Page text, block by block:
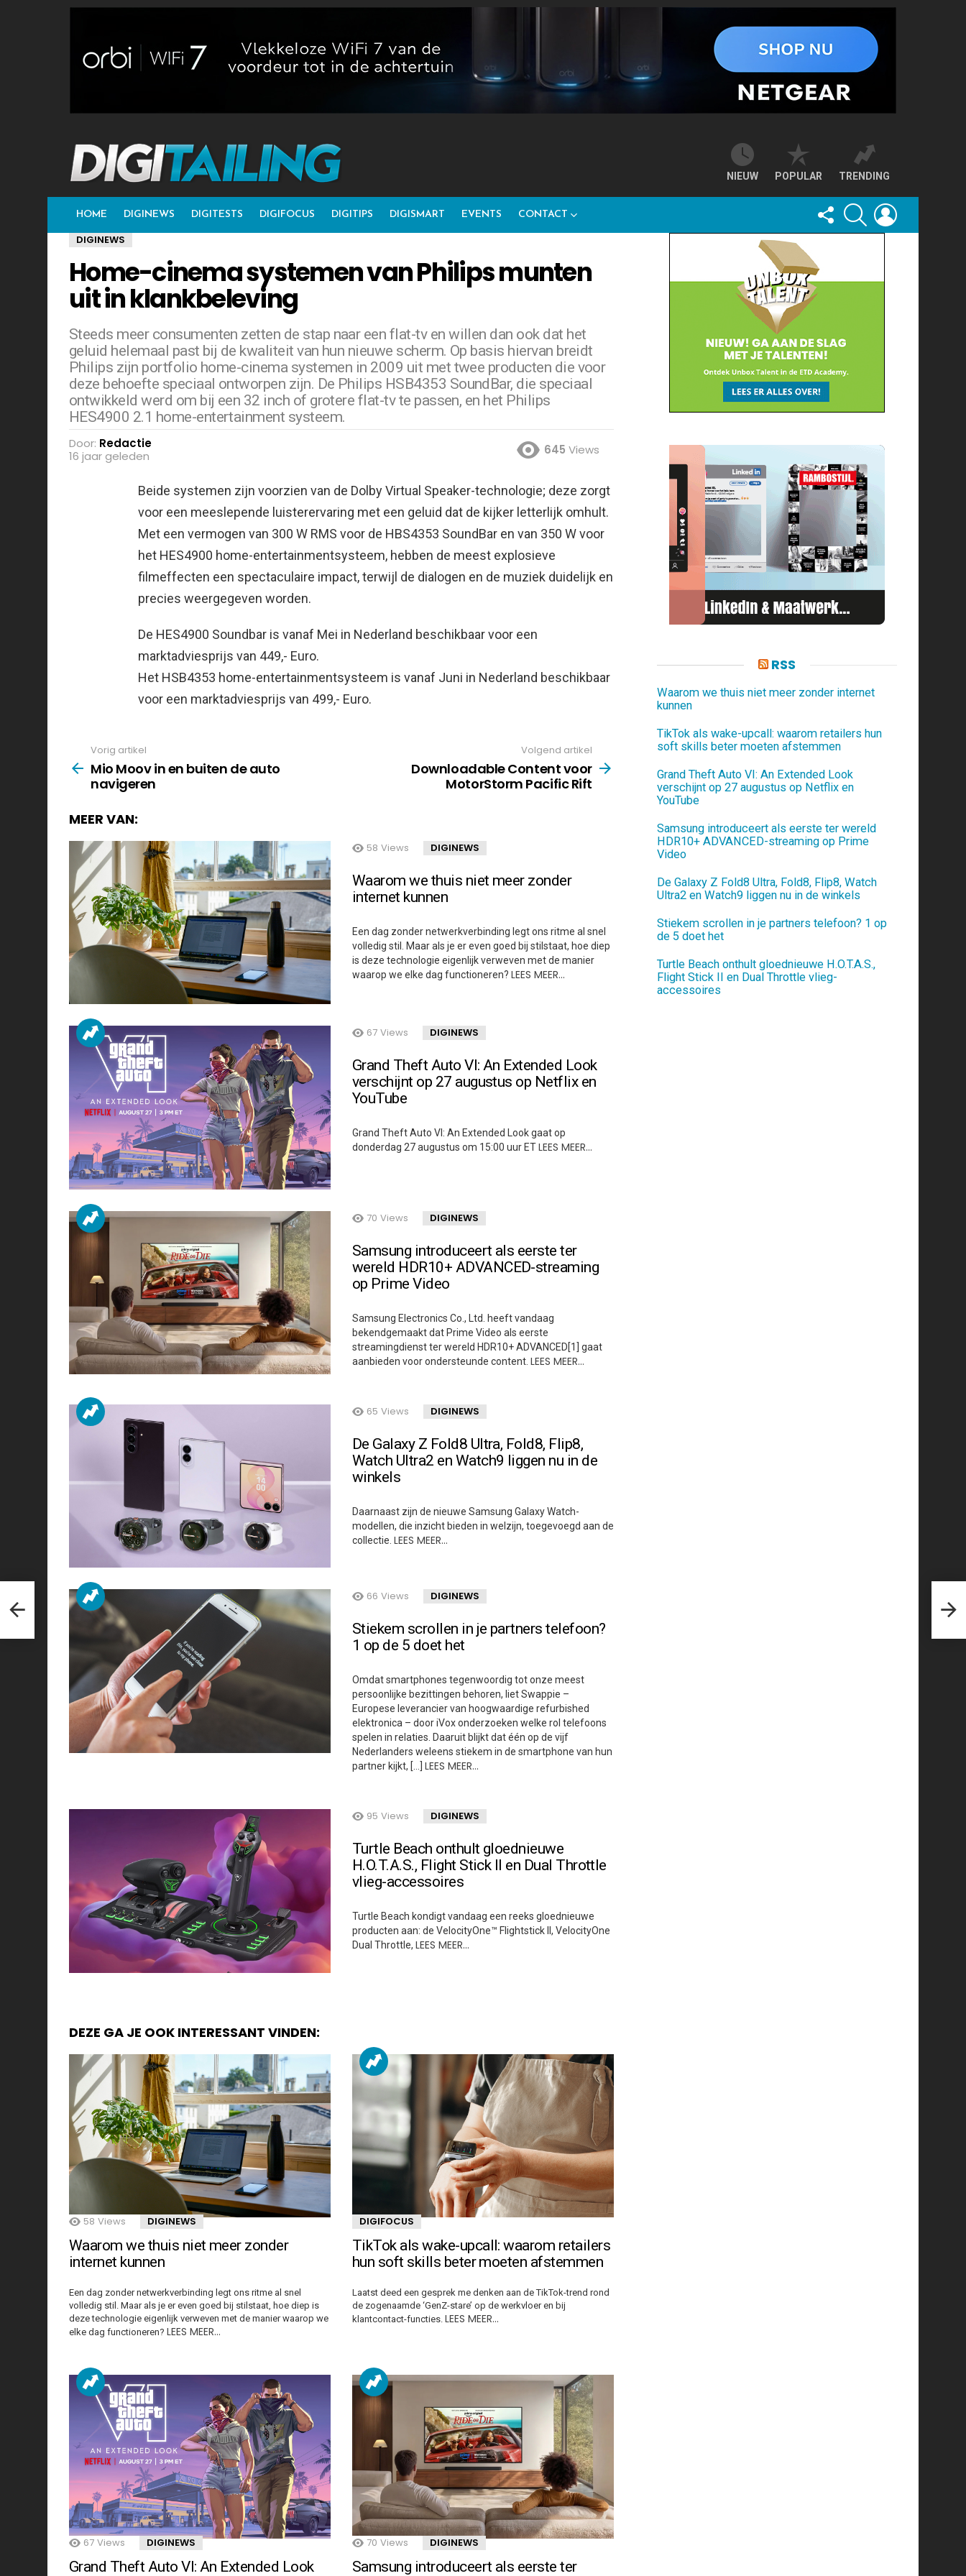
NIEUW POPULAR TRENDING
HOME DIGINEWS DIGITESTS DIGIFOCUS DIGITIPS DIGISMART EVENTS CONTACT
FOLLOW
US
SEARCH
DIGINEWS
Home-cinema systemen van Philips munten
uit in klankbeleving
Steeds meer consumenten zetten de stap naar een flat-tv en willen dan ook dat het
geluid helemaal past bij de kwaliteit van hun nieuwe scherm. Op basis hiervan breidt
Philips zijn portfolio home-cinema systemen in 2009 uit met twee producten die voor
deze behoefte speciaal ontworpen zijn. De Philips HSB4353 SoundBar, die speciaal
ontwikkeld werd om bij een 32 inch of grotere flat-tv te passen, en het Philips
HES4900 2.1 home-entertainment systeem.
Door: Redactie
16 jaar geleden
645 Views
Beide systemen zijn voorzien van de Dolby Virtual Speaker-technologie; deze zorgt
voor een meeslepende luisterervaring met een geluid dat de kijker letterlijk omhult.
Met een vermogen van 300 W RMS voor de HBS4353 SoundBar en van 350 W voor
het HES4900 home-entertainmentsysteem, hebben de meest explosieve
filmeffecten een spectaculaire impact, terwijl de dialogen en de muziek duidelijk en
precies weergegeven worden.
De HES4900 Soundbar is vanaf Mei in Nederland beschikbaar voor een
marktadviesprijs van 449,- Euro.
Het HSB4353 home-entertainmentsysteem is vanaf Juni in Nederland beschikbaar
voor een marktadviesprijs van 499,- Euro.
more
Vorig artikel
Mio Moov in en buiten de auto
navigeren
Volgend artikel
Downloadable Content voor
MotorStorm Pacific Rift
MEER VAN:
58 Views DIGINEWS
Waarom we thuis niet meer zonder
internet kunnen
Een dag zonder netwerkverbinding legt ons ritme al snel
volledig stil. Maar als je er even goed bij stilstaat, hoe diep
is deze technologie eigenlijk verweven met de manier
waarop we elke dag functioneren? LEES MEER…
67 Views DIGINEWS
Grand Theft Auto VI: An Extended Look
verschijnt op 27 augustus op Netflix en
YouTube
Grand Theft Auto VI: An Extended Look gaat op
donderdag 27 augustus om 15:00 uur ETLEES MEER…
70 Views DIGINEWS
Samsung introduceert als eerste ter
wereld HDR10+ ADVANCED-streaming
op Prime Video
Samsung Electronics Co., Ltd. heeft vandaag
bekendgemaakt dat Prime Video als eerste
streamingdienst ter wereld HDR10+ ADVANCED[1] gaat
aanbieden voor ondersteunde content. LEES MEER…
65 Views DIGINEWS
De Galaxy Z Fold8 Ultra, Fold8, Flip8,
Watch Ultra2 en Watch9 liggen nu in de
winkels
Daarnaast zijn de nieuwe Samsung Galaxy Watch-
modellen, die inzicht bieden in welzijn, toegevoegd aan de
collectie. LEES MEER…
66 Views DIGINEWS
Stiekem scrollen in je partners telefoon?
1 op de 5 doet het
Omdat smartphones tegenwoordig tot onze meest
persoonlijke bezittingen behoren, liet Swappie –
Europese leverancier van hoogwaardige refurbished
elektronica – door iVox onderzoeken welke rol telefoons
spelen in relaties. Daaruit blijkt dat één op de vijf
Nederlanders weleens stiekem in de smartphone van hun
partner kijkt, […] LEES MEER…
95 Views DIGINEWS
Turtle Beach onthult gloednieuwe
H.O.T.A.S., Flight Stick II en Dual Throttle
vlieg-accessoires
Turtle Beach kondigt vandaag een reeks gloednieuwe
producten aan: de VelocityOne™ Flightstick II, VelocityOne
Dual Throttle, LEES MEER…
DEZE GA JE OOK INTERESSANT VINDEN:
58 Views DIGINEWS
Waarom we thuis niet meer zonder
internet kunnen
Een dag zonder netwerkverbinding legt ons ritme al snel
volledig stil. Maar als je er even goed bij stilstaat, hoe diep is
deze technologie eigenlijk verweven met de manier waarop we
elke dag functioneren? LEES MEER…
DIGIFOCUS
TikTok als wake-upcall: waarom retailers
hun soft skills beter moeten afstemmen
Laatst deed een gesprek me denken aan de TikTok-trend rond
de zogenaamde ‘GenZ-stare’ op de werkvloer en bij
klantcontact-functies. LEES MEER…
67 Views DIGINEWS
Grand Theft Auto VI: An Extended Look
70 Views DIGINEWS
Samsung introduceert als eerste ter
RSS
Waarom we thuis niet meer zonder internet
kunnen
TikTok als wake-upcall: waarom retailers hun
soft skills beter moeten afstemmen
Grand Theft Auto VI: An Extended Look
verschijnt op 27 augustus op Netflix en
YouTube
Samsung introduceert als eerste ter wereld
HDR10+ ADVANCED-streaming op Prime
Video
De Galaxy Z Fold8 Ultra, Fold8, Flip8, Watch
Ultra2 en Watch9 liggen nu in de winkels
Stiekem scrollen in je partners telefoon? 1 op
de 5 doet het
Turtle Beach onthult gloednieuwe H.O.T.A.S.,
Flight Stick II en Dual Throttle vlieg-
accessoires